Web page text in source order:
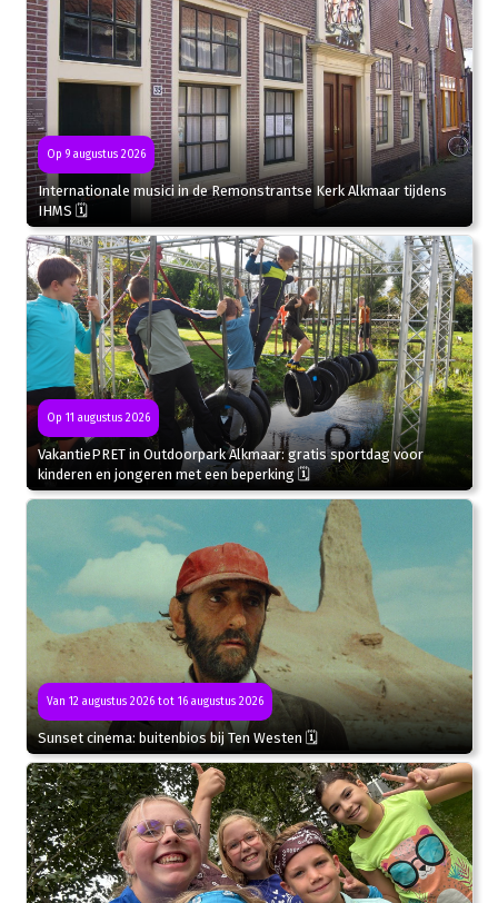
Op 9 augustus 2026
Internationale musici in de Remonstrantse Kerk Alkmaar tijdens
IHMS 🗓
Op 11 augustus 2026
VakantiePRET in Outdoorpark Alkmaar: gratis sportdag voor
kinderen en jongeren met een beperking 🗓
Van 12 augustus 2026 tot 16 augustus 2026
Sunset cinema: buitenbios bij Ten Westen 🗓